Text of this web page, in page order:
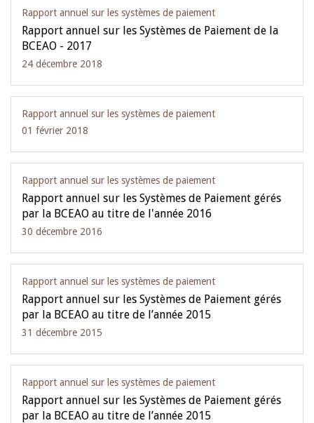
Rapport annuel sur les systèmes de paiement
Rapport annuel sur les Systèmes de Paiement de la
BCEAO - 2017
24 décembre 2018
Rapport annuel sur les systèmes de paiement
01 février 2018
Rapport annuel sur les systèmes de paiement
Rapport annuel sur les Systèmes de Paiement gérés
par la BCEAO au titre de l'année 2016
30 décembre 2016
Rapport annuel sur les systèmes de paiement
Rapport annuel sur les Systèmes de Paiement gérés
par la BCEAO au titre de l’année 2015
31 décembre 2015
Rapport annuel sur les systèmes de paiement
Rapport annuel sur les Systèmes de Paiement gérés
par la BCEAO au titre de l’année 2015